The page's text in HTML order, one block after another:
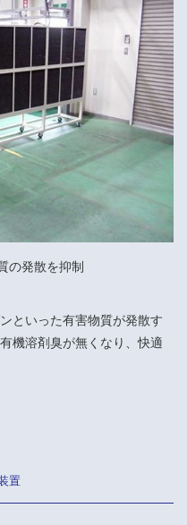
の発散を抑制
といった有害物質が発散す
機溶剤臭が無くなり、快適
置